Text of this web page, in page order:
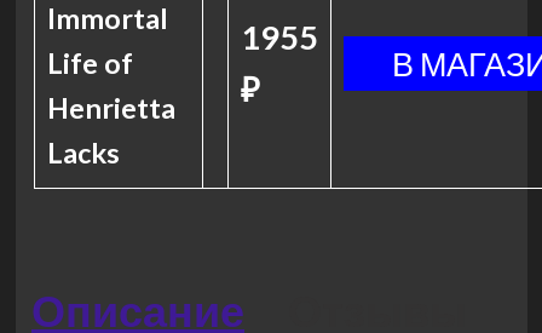
Immortal
Life of
Henrietta
Lacks
1955
₽
Описание